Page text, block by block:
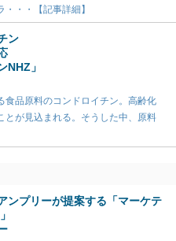
・・【記事詳細】
ン
NHZ」
食品原料のコンドロイチン。高齢化
とが見込まれる。そうした中、原料
ンプリーが提案する「マーケテ